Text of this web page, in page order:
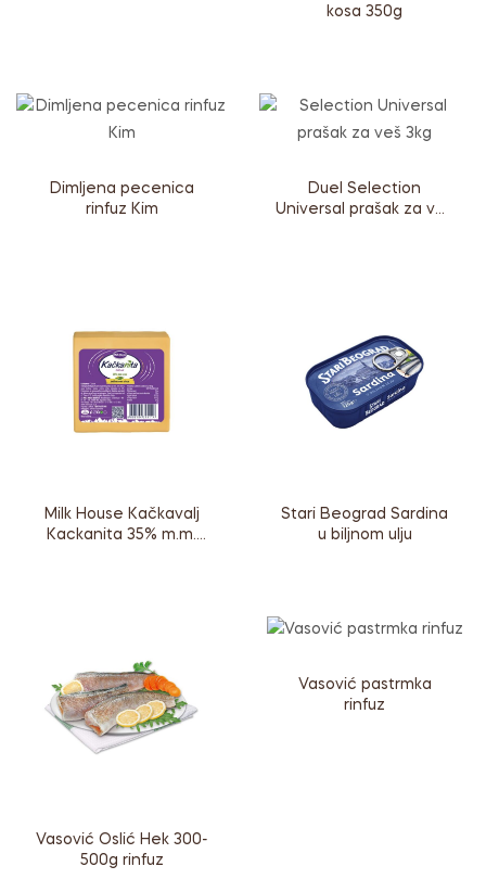
kosa 350g
Dimljena pecenica
rinfuz Kim
Duel Selection
Universal prašak za veš
Milk House Kačkavalj
Kackanita 35% m.m.
Stari Beograd Sardina
u biljnom ulju
Vasović Oslić Hek 300-
500g rinfuz
Vasović pastrmka
rinfuz